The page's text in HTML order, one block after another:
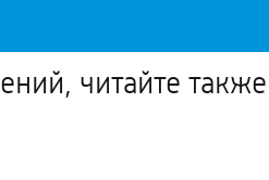
читайте также